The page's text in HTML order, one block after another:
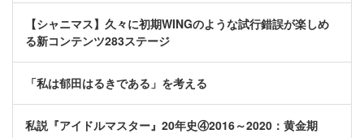
【シャニマス】久々に初期WINGのような試行錯誤が楽しめ
る新コンテンツ283ステージ
「私は郁田はるきである」を考える
私説『アイドルマスター』20年史④2016～2020：黄金期